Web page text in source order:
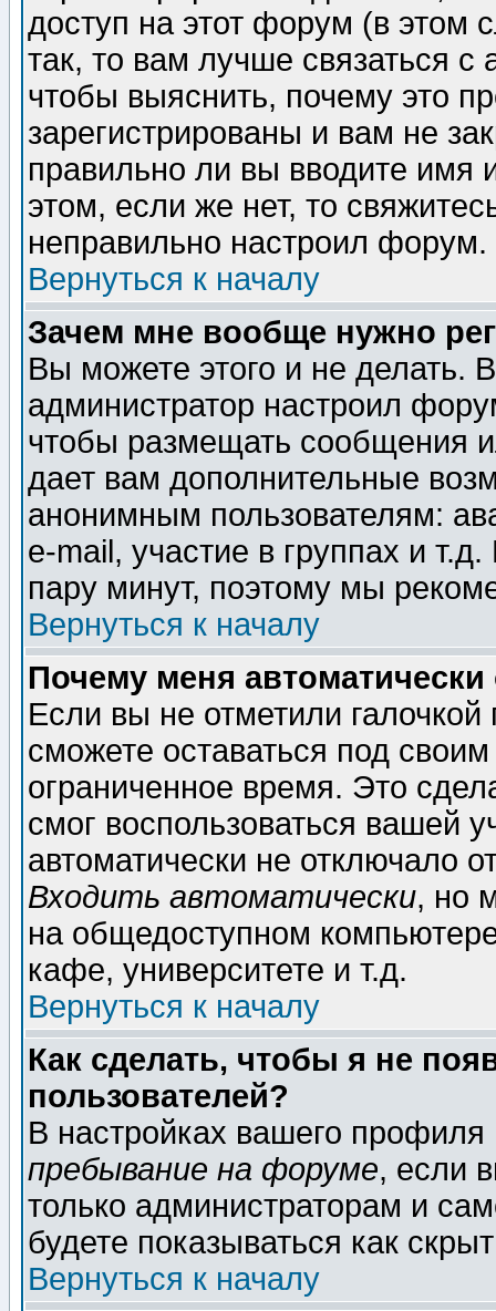
доступ на этот форум (в этом
так, то вам лучше связаться
чтобы выяснить, почему это
зарегистрированы и вам не
правильно ли вы вводите
этом, если же нет, то
неправильно настроил форум.
Вернуться к началу
Зачем мне вообще нужно
Вы можете этого и не делать.
администратор настроил
чтобы размещать сообщения
дает вам дополнительные
анонимным пользователям:
e-mail, участие в группах и
пару минут, поэтому мы
Вернуться к началу
Почему меня автоматически
Если вы не отметили галочкой
сможете оставаться под
ограниченное время. Это
смог воспользоваться вашей
автоматически не отключало
Входить автоматически, но
на общедоступном
кафе, университете и т.д.
Вернуться к началу
Как сделать, чтобы я не
пользователей?
В настройках вашего
пребывание на форуме, если
только администраторам и
будете показываться как
Вернуться к началу